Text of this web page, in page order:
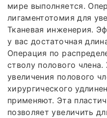
мире выполняется.
лигаментотомия для
Тканевая инженерия.
у вас достаточная
Операция по
стволу полового
увеличения полового
хирургического
применяют. Эта
позволяет увеличить